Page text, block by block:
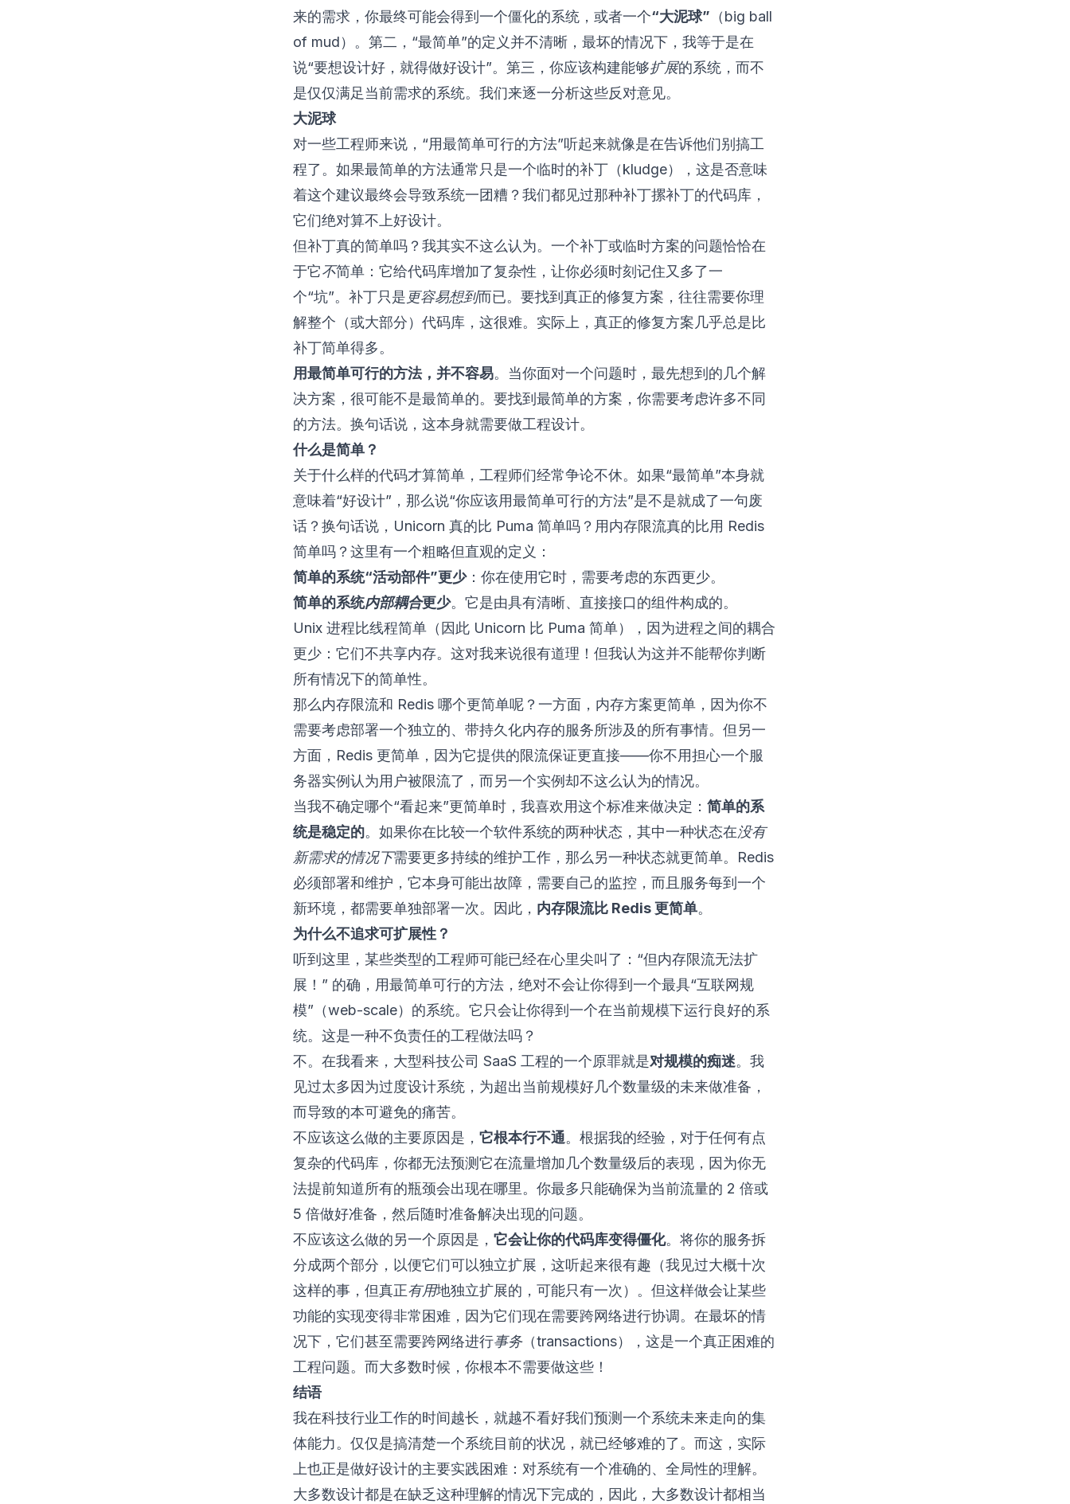
来的需求，你最终可能会得到一个僵化的系统，或者一个“大泥球” （big ball
of mud） 。第二，“最简单”的定义并不清晰，最坏的情况下，我等于是在
说“要想设计好，就得做好设计”。第三，你应该构建能够扩展的系统，而不
是仅仅满足当前需求的系统。我们来逐一分析这些反对意见。
大泥球
对一些工程师来说，“用最简单可行的方法”听起来就像是在告诉他们别搞工
程了。如果最简单的方法通常只是一个临时的补丁（kludge），这是否意味
着这个建议最终会导致系统一团糟？我们都见过那种补丁摞补丁的代码库，
它们绝对算不上好设计。
但补丁真的简单吗？我其实不这么认为。一个补丁或临时方案的问题恰恰在
于它不简单：它给代码库增加了复杂性，让你必须时刻记住又多了一
个“坑”。补丁只是 更容易想到而已。要找到真正的修复方案，往往需要你理
解整个（或大部分）代码库，这很难。实际上，真正的修复方案几乎总是比
补丁简单得多。
用最简单可行的方法，并不容易。当你面对一个问题时，最先想到的几个解
决方案，很可能不是最简单的。要找到最简单的方案，你需要考虑许多不同
的方法。换句话说，这本身就需要做工程设计。
什么是简单？
关于什么样的代码才算简单，工程师们经常争论不休。如果“最简单”本身就
意味着“好设计”，那么说“你应该用最简单可行的方法”是不是就成了一句废
话？换句话说，Unicorn 真的比 Puma 简单吗？用内存限流真的比用 Redis
简单吗？这里有一个粗略但直观的定义：
简单的系统“活动部件”更少：你在使用它时，需要考虑的东西更少。
简单的系统内部耦合更少。它是由具有清晰、直接接口的组件构成的。
Unix 进程比线程简单（因此 Unicorn 比 Puma 简单），因为进程之间的耦合
更少：它们不共享内存。这对我来说很有道理！但我认为这并不能帮你判断
所有情况下的简单性。
那么内存限流和 Redis 哪个更简单呢？一方面，内存方案更简单，因为你不
需要考虑部署一个独立的、带持久化内存的服务所涉及的所有事情。但另一
方面，Redis 更简单，因为它提供的限流保证更直接——你不用担心一个服
务器实例认为用户被限流了，而另一个实例却不这么认为的情况。
当我不确定哪个“看起来”更简单时，我喜欢用这个标准来做决定： 简单的系
统是稳定的。如果你在比较一个软件系统的两种状态，其中一种状态在没有
新需求的情况下需要更多持续的维护工作，那么另一种状态就更简单。Redis
必须部署和维护，它本身可能出故障，需要自己的监控，而且服务每到一个
新环境，都需要单独部署一次。因此， 内存限流比 Redis 更简单。
为什么不追求可扩展性？
听到这里，某些类型的工程师可能已经在心里尖叫了：“但内存限流无法扩
展！” 的确，用最简单可行的方法，绝对不会让你得到一个最具“互联网规
模”（web-scale）的系统。它只会让你得到一个在当前规模下运行良好的系
统。这是一种不负责任的工程做法吗？
不。在我看来，大型科技公司 SaaS 工程的一个原罪就是对规模的痴迷。我
见过太多因为过度设计系统，为超出当前规模好几个数量级的未来做准备，
而导致的本可避免的痛苦。
不应该这么做的主要原因是， 它根本行不通。根据我的经验，对于任何有点
复杂的代码库，你都无法预测它在流量增加几个数量级后的表现，因为你无
法提前知道所有的瓶颈会出现在哪里。你最多只能确保为当前流量的 2 倍或
5 倍做好准备，然后随时准备解决出现的问题。
不应该这么做的另一个原因是， 它会让你的代码库变得僵化。将你的服务拆
分成两个部分，以便它们可以独立扩展，这听起来很有趣（我见过大概十次
这样的事，但真正有用地独立扩展的，可能只有一次）。但这样做会让某些
功能的实现变得非常困难，因为它们现在需要跨网络进行协调。在最坏的情
况下，它们甚至需要跨网络进行事务（transactions），这是一个真正困难的
工程问题。而大多数时候，你根本不需要做这些！
结语
我在科技行业工作的时间越长，就越不看好我们预测一个系统未来走向的集
体能力。仅仅是搞清楚一个系统目前的状况，就已经够难的了。而这，实际
上也正是做好设计的主要实践困难：对系统有一个准确的、全局性的理解。
大多数设计都是在缺乏这种理解的情况下完成的，因此，大多数设计都相当